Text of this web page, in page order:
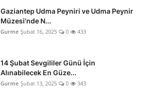
Gaziantep Udma Peyniri ve Udma Peynir
Müzesi'nde N...
Gurme Şubat 16, 2025 0 433
14 Şubat Sevgililer Günü İçin
Alınabilecek En Güze...
Gurme Şubat 13, 2025 0 343